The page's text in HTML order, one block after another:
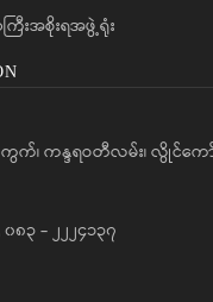
ြီးအစိုးရအဖွဲ့ရုံး
ကွက်၊ ကန္ဒရဝတီလမ်း၊ လွိုင်ကေ
၀၈၃ - ၂၂၂၄၁၃၇